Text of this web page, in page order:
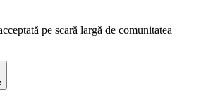
pe scară largă de comunitatea